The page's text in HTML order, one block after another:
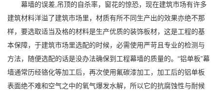
幕墙的误差,吊顶的自杀率，窗花的惊恐，现在建筑市场有许多
建筑材料洋溢了建筑市场里，材质有所不同生产出的效果亦绝不那
样，要选取适当及格的材料是生产优质的装饰板材，这是工程的基
本保障，于建筑市场里选配的时候，必需使用严苛且专业的检测与
方法，随便选配的话是没办法确保到工程幕墙的质量的。“铝单板”幕
墙通常历经铬化等加工后，再次使用氟碳漆加工，加工后的铝单板
表面绝不难和空气之中的氧气爆发水解，所以它的抗腐蚀性与耐候